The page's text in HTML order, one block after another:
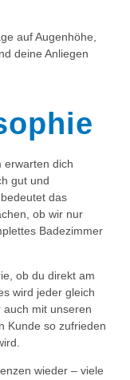
auf Augenhöhe,
deine Anliegen
erwarten dich
gut und
das
ob wir nur
Badezimmer
ob du direkt am
wird jeder gleich
mit unseren
Kunde so zufrieden
wieder – viele